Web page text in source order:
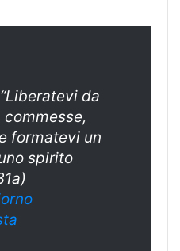
“Liberatevi da
formatevi un
spirito
o